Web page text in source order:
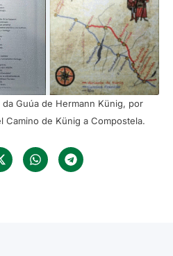
Guúa de Hermann Künig, por
Camino de Künig a Compostela.